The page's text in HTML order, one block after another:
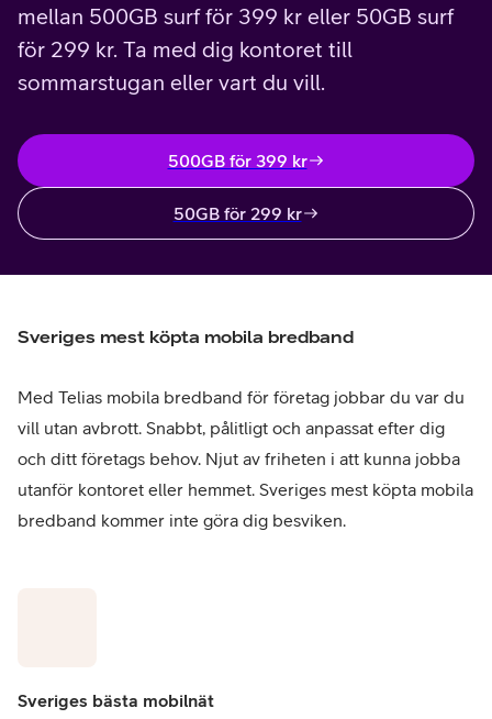
mellan 500GB surf för 399 kr eller 50GB surf
för 299 kr. Ta med dig kontoret till
sommarstugan eller vart du vill.
500GB för 399 kr
50GB för 299 kr
Sveriges mest köpta mobila bredband
Med Telias mobila bredband för företag jobbar du var du
vill utan avbrott. Snabbt, pålitligt och anpassat efter dig
och ditt företags behov. Njut av friheten i att kunna jobba
utanför kontoret eller hemmet. Sveriges mest köpta mobila
bredband kommer inte göra dig besviken.
Sveriges bästa mobilnät